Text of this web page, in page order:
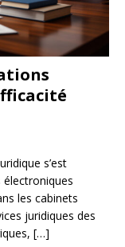
s’est
électroniques
les cabinets
juridiques des
[…]